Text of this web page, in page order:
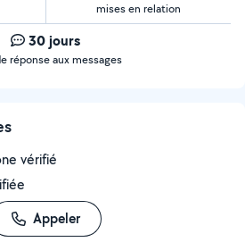
mises en relation
30 jours
réponse aux messages
vérifié
Appeler